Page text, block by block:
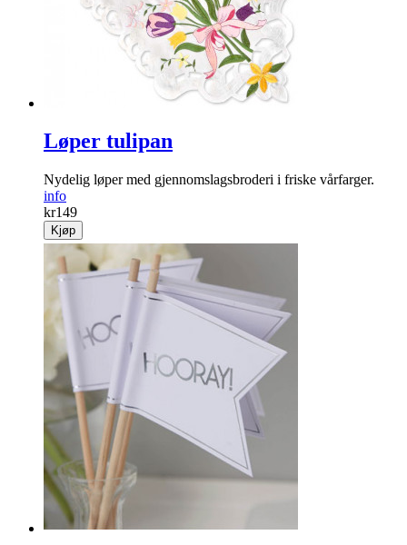
Løper tulipan
Nydelig løper med gjennomslagsbroderi i friske vårfarger.
info
kr149
Kjøp